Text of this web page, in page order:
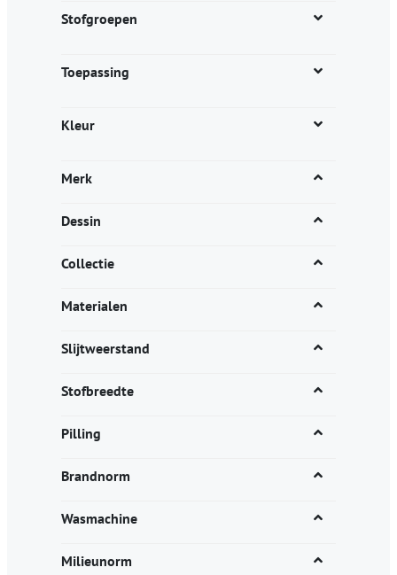
Stofgroepen
Toepassing
Kleur
Merk
Dessin
Collectie
Materialen
Slijtweerstand
Stofbreedte
Pilling
Brandnorm
Wasmachine
Milieunorm
productpagina